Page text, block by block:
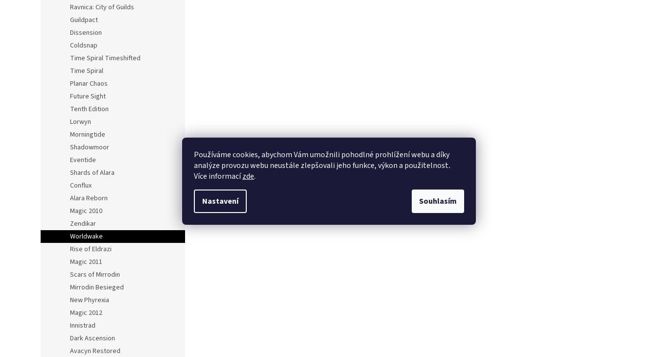
Používáme cookies, abychom Vám umožnili pohodlné prohlížení webu a díky
analýze provozu webu neustále zlepšovali jeho funkce, výkon a použitelnost.
Více informacízde.
Nastavení Souhlasím
Ravnica: City of Guilds
Guildpact
Dissension
Coldsnap
Time Spiral Timeshifted
Time Spiral
Planar Chaos
Future Sight
Tenth Edition
Lorwyn
Morningtide
Shadowmoor
Eventide
Shards of Alara
Conflux
Alara Reborn
Magic 2010
Zendikar
Worldwake
Rise of Eldrazi
Magic 2011
Scars of Mirrodin
Mirrodin Besieged
New Phyrexia
Magic 2012
Innistrad
Dark Ascension
Avacyn Restored